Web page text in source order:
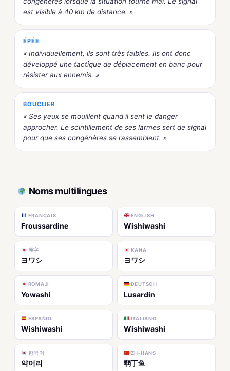
est visible à 40 km de distance. »
ÉPÉE
« Individuellement, ils sont très faibles. Ils ont donc
développé une tactique de déplacement en banc pour
résister aux ennemis. »
BOUCLIER
« Ses yeux se mouillent quand il sent le danger
approcher. Le scintillement de ses larmes sert de signal
pour que ses congénères se rassemblent. »
Noms multilingues
FRANÇAIS
Froussardine
ENGLISH
Wishiwashi
漢字
ヨワシ
KANA
ヨワシ
ROMAJI
Yowashi
DEUTSCH
Lusardin
ESPAÑOL
Wishiwashi
ITALIANO
Wishiwashi
한국어
약어리
ZH-HANS
弱丁鱼